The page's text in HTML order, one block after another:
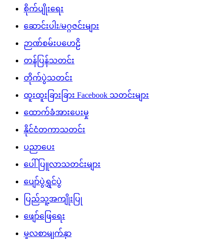
စိုက်ပျိုးရေး
ဆောင်းပါး/မဂ္ဂဇင်းများ
ဉာဏ်စမ်းပဟေဠိ
တန်ပြန်သတင်း
တိုက်ပွဲသတင်း
ထူးထူးခြားခြား Facebook သတင်းများ
ထောက်ခံအားပေးမှု
နိုင်ငံတကာသတင်း
ပညာပေး
ပေါ်ပြူလာသတင်းများ
ပျော်ပွဲရွှင်ပွဲ
ပြည်သူ့အကျိုးပြု
ဖျော်ဖြေရေး
မူလစာမျက်နှာ